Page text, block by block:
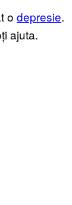
o depresie.
ajuta.